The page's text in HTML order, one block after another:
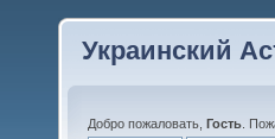
Украинский
Добро пожаловать, Гость .